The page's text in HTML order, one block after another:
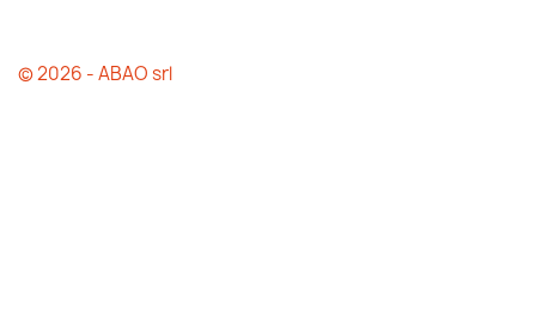
© 2026 - ABAO srl